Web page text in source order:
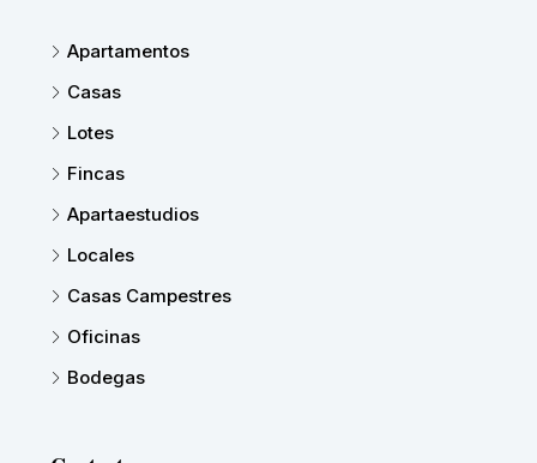
Apartamentos
Casas
Lotes
Fincas
Apartaestudios
Locales
Casas Campestres
Oficinas
Bodegas